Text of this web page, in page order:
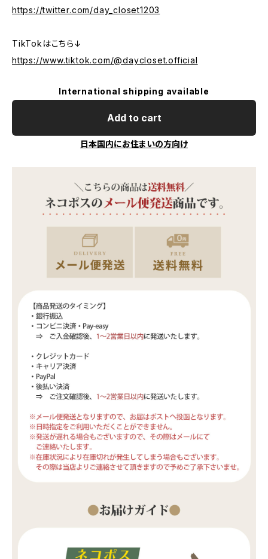
https://twitter.com/day_closet1203
TikTokはこちら↓
https://www.tiktok.com/@daycloset.official
International shipping available
Add to cart
日本国内にお住まいの方向け